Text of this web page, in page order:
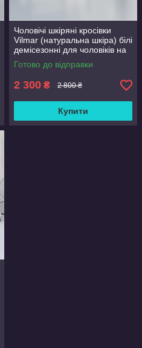
Чоловічі шкіряні кросівки
Vilmar (натуральна шкіра) білі
демісезонні для чоловіків на
весну осінь, розмір 39 40 41
42 43 44 45 46
Готово до відправки
2 300 ₴ 2 800 ₴
Купити